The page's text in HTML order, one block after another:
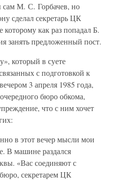
сам М. С. Горбачев, но
сделал секретарь ЦК
как раз попадал Б.
занять предложенный пост.
который в суете
с подготовкой к
3 апреля 1985 года,
бюро обкома,
что с ним хочет
в этот вечер мысли мои
В машине раздался
«Вас соединяют с
секретарем ЦК